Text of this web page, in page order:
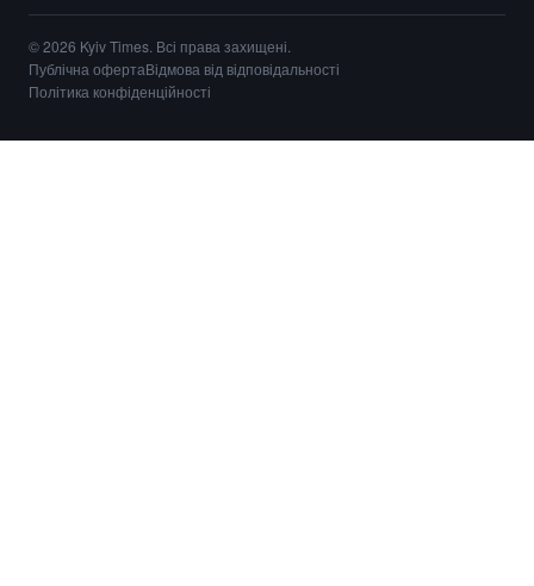
© 2026 Kyiv Times. Всі права захищені.
Публічна офертаВідмова від відповідальності
Політика конфіденційності